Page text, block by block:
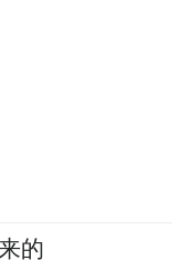
的